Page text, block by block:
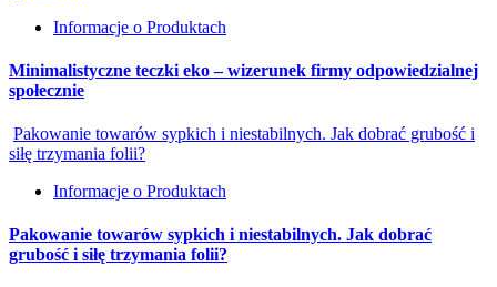
Informacje o Produktach
Minimalistyczne teczki eko – wizerunek firmy odpowiedzialnej
społecznie
Pakowanie towarów sypkich i niestabilnych. Jak dobrać grubość i
siłę trzymania folii?
Informacje o Produktach
Pakowanie towarów sypkich i niestabilnych. Jak dobrać
grubość i siłę trzymania folii?